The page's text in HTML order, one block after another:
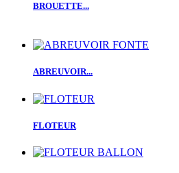
BROUETTE...
ABREUVOIR...
FLOTEUR